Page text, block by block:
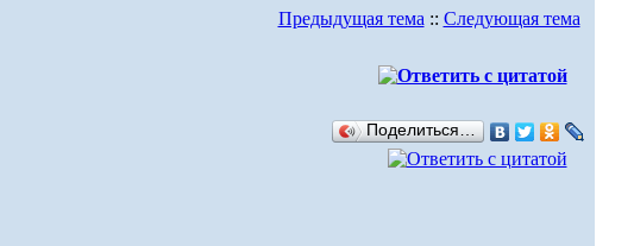
Предыдущая тема :: Следующая тема
Поделиться…